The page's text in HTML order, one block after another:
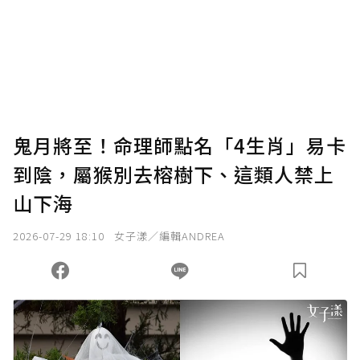
確認送出
您當前剩餘 U 利點數：0點；前往 購買點數
鬼月將至！命理師點名「4生肖」易卡
到陰，屬猴別去榕樹下、這類人禁上
山下海
2026-07-29 18:10 女子漾／編輯ANDREA